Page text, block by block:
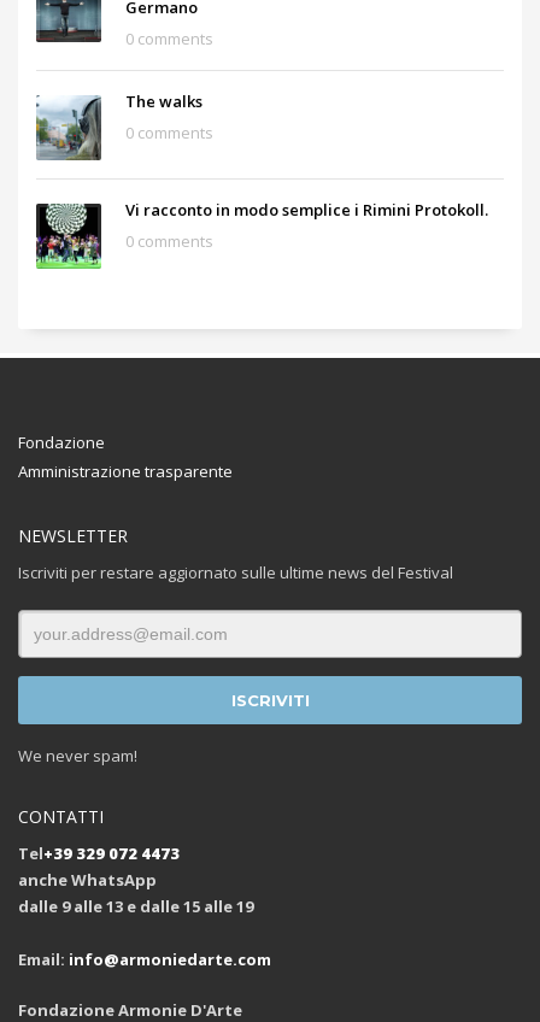
Germano
0 comments
The walks
0 comments
Vi racconto in modo semplice i Rimini Protokoll.
0 comments
Fondazione
Amministrazione trasparente
NEWSLETTER
Iscriviti per restare aggiornato sulle ultime news del Festival
We never spam!
CONTATTI
Tel+39 329 072 4473
anche WhatsApp
dalle 9 alle 13 e dalle 15 alle 19
Email: info@armoniedarte.com
Fondazione Armonie D'Arte